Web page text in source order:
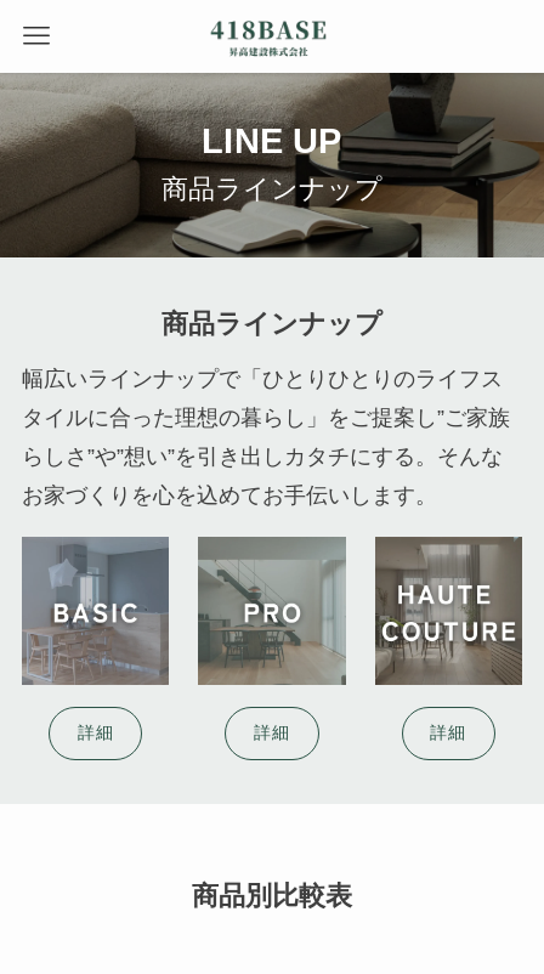
LINE UP
商品ラインナップ
商品ラインナップ
幅広いラインナップで「ひとりひとりのライフス
タイルに合った理想の暮らし」をご提案し”ご家族
らしさ”や”想い”を引き出しカタチにする。そんな
お家づくりを心を込めてお手伝いします。
詳細 詳細 詳細
商品別比較表